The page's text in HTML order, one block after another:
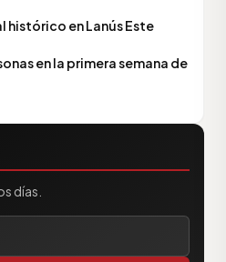
histórico en Lanús Este
en la primera semana de
días.